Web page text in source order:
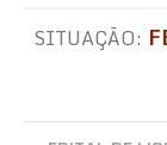
SITUAÇÃO: